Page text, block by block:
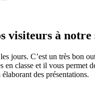
visiteurs à notre
jours. C’est un très bon
en classe et il vous permet
des présentations.